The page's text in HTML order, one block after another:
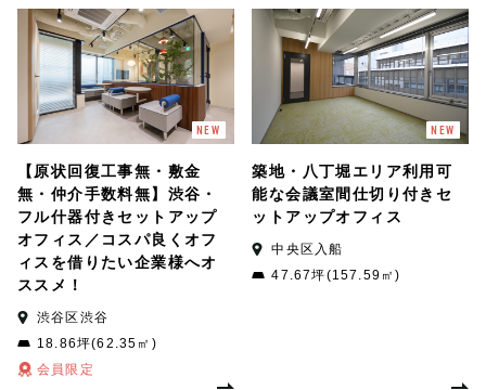
NEW
【原状回復工事無・敷金
無・仲介手数料無】渋谷・
フル什器付きセットアップ
オフィス／コスパ良くオフ
ィスを借りたい企業様へオ
ススメ！
渋谷区渋谷
18.86坪(62.35㎡)
会員限定
NEW
築地・八丁堀エリア利用可
能な会議室間仕切り付きセ
ットアップオフィス
中央区入船
47.67坪(157.59㎡)